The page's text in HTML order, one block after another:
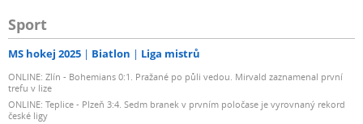
Sport
MS hokej 2025 Biatlon Liga mistrů
ONLINE: Zlín - Bohemians 0:1. Pražané po půli vedou. Mirvald zaznamenal první
trefu v lize
ONLINE: Teplice - Plzeň 3:4. Sedm branek v prvním poločase je vyrovnaný rekord
české ligy